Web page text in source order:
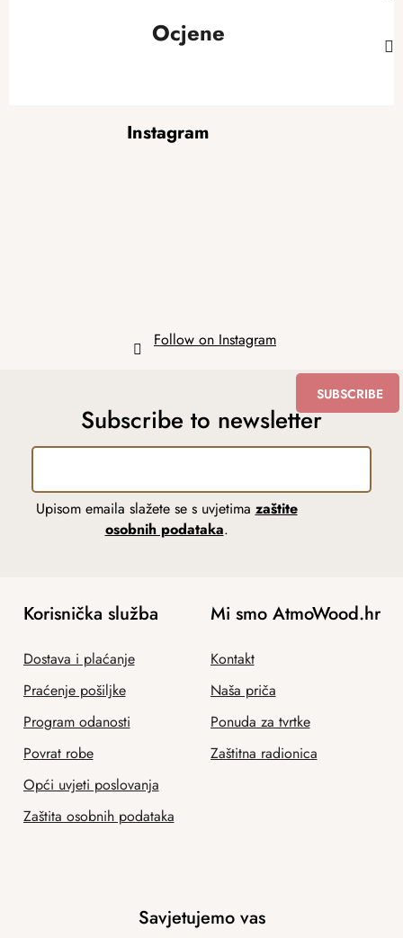
Ocjene
Instagram
Follow on Instagram
Subscribe to newsletter
Upisom emaila slažete se s uvjetima zaštite
osobnih podataka.
SUBSCRIBE
Korisnička služba
Dostava i plaćanje
Praćenje pošiljke
Program odanosti
Povrat robe
Opći uvjeti poslovanja
Zaštita osobnih podataka
Mi smo AtmoWood.hr
Kontakt
Naša priča
Ponuda za tvrtke
Zaštitna radionica
Savjetujemo vas